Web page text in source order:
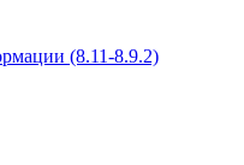
(8.11-8.9.2)